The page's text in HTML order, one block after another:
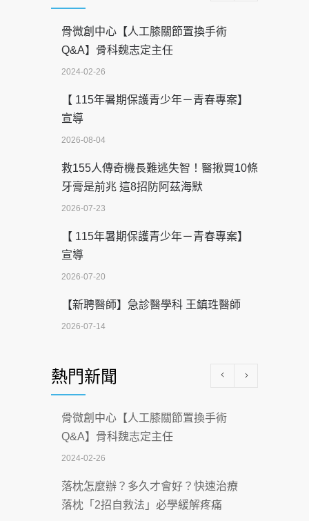
骨微創中心【人工膝關節置換手術
Q&A】骨科魏志定主任
2024-02-26
【 115年暑期保護青少年－青春專案】
宣導
2026-08-04
救155人傳奇機長難逃失智！醫揪買10條
牙膏是前兆 這8招防阿茲海默
2026-07-23
【 115年暑期保護青少年－青春專案】
宣導
2026-07-20
【新聘醫師】急診醫學科 王鎮珄醫師
2026-07-14
科能量
2026-07-08
沒菸酒也瀕臨洗腎？65歲男靠「這習
慣」逆轉腎功能 醫揭3招救命
2026-07-08
體溫飆破41度！醫連收兩例中暑病例：
致死率達8成
熱門新聞
骨微創中心【人工膝關節置換手術
Q&A】骨科魏志定主任
2024-02-26
落枕怎麼辦？多久才會好？快速治療
落枕「2招自救法」必學緩解疼痛